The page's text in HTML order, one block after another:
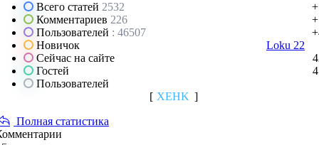
Всего статей 2532
Комментариев 226
Пользователей : 46507
Новичок
Loku 22
Сейчас на сайте
Гостей
Пользователей
[ XEHK ]
Полная статистика